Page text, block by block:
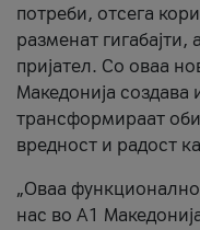
потреби, отсега
разменат гигабајти,
пријател. Со оваа
Македонија создава
трансформираат
вредност и радост
„Оваа
нас во А1